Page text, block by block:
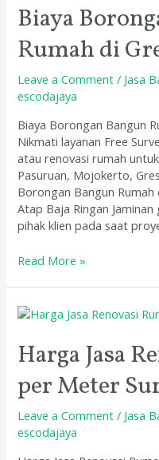
Biaya
Rumah di
Leave a Comment / Jasa
escodajaya
Biaya Borongan Bangun
Nikmati layanan Free
atau renovasi rumah
Pasuruan, Mojokerto,
Borongan Bangun Rumah
Atap Baja Ringan
pihak klien pada saat
Bangun
Rumah
di
Gresik
Read More »
Harga Jasa
per Meter
Leave a Comment / Jasa
escodajaya
Harga
Renovasi
Rumah
per
Meter
Surabaya